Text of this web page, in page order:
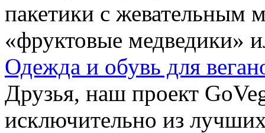
пакетики с жевательным
«фруктовые медведики»
Одежда и обувь для
Друзья, наш проект
исключительно из